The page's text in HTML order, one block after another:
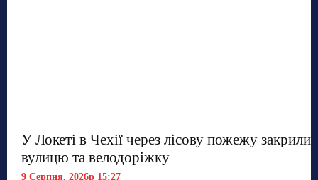
У Локеті в Чехії через лісову пожежу закрили
вулицю та велодоріжку
9 Серпня, 2026р 15:27